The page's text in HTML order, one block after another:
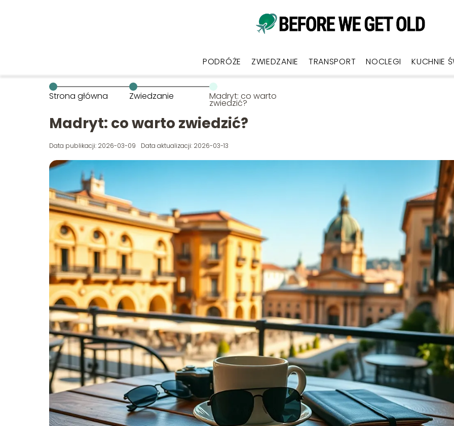
PODRÓŻE ZWIEDZANIE TRANSPORT NOCLEGI KUCHNIE
Strona główna Zwiedzanie Madryt: co warto
zwiedzić?
Madryt: co warto zwiedzić?
Data publikacji: 2026-03-09 Data aktualizacji: 2026-03-13